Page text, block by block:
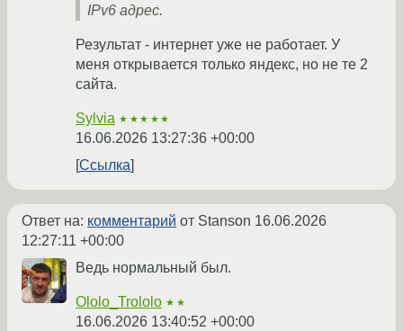
IPv6 адрес.
Результат - интернет уже не работает. У
меня открывается только яндекс, но не те 2
сайта.
Sylvia ★★★★★
16.06.2026 13:27:36 +00:00
Ссылка
Ответ на: комментарий от Stanson 16.06.2026
12:27:11 +00:00
Ведь нормальный был.
Ololo_Trololo ★★
16.06.2026 13:40:52 +00:00